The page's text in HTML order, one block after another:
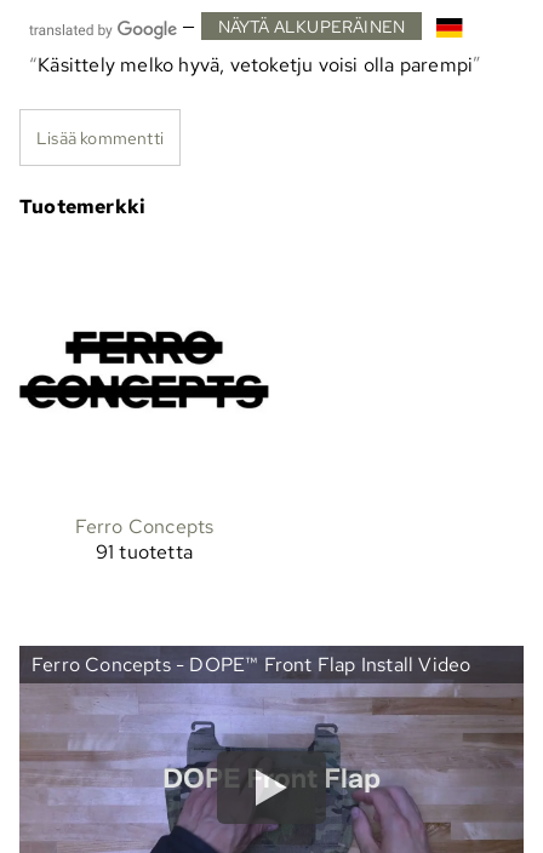
— NÄYTÄ ALKUPERÄINEN
Käsittely melko hyvä, vetoketju voisi olla parempi
Lisää kommentti
Tuotemerkki
Ferro Concepts
91 tuotetta
Ferro Concepts - DOPE™ Front Flap Install Video